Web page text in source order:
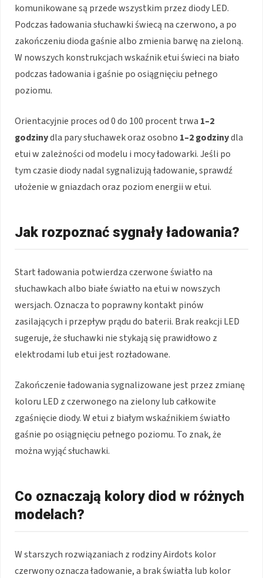
komunikowane są przede wszystkim przez diody LED.
Podczas ładowania słuchawki świecą na czerwono, a po
zakończeniu dioda gaśnie albo zmienia barwę na zieloną.
W nowszych konstrukcjach wskaźnik etui świeci na biało
podczas ładowania i gaśnie po osiągnięciu pełnego
poziomu.
Orientacyjnie proces od 0 do 100 procent trwa 1–2
godzinydla pary słuchawek oraz osobno 1–2 godzinydla
etui w zależności od modelu i mocy ładowarki. Jeśli po
tym czasie diody nadal sygnalizują ładowanie, sprawdź
ułożenie w gniazdach oraz poziom energii w etui.
Jak rozpoznać sygnały ładowania?
Start ładowania potwierdza czerwone światło na
słuchawkach albo białe światło na etui w nowszych
wersjach. Oznacza to poprawny kontakt pinów
zasilających i przepływ prądu do baterii. Brak reakcji LED
sugeruje, że słuchawki nie stykają się prawidłowo z
elektrodami lub etui jest rozładowane.
Zakończenie ładowania sygnalizowane jest przez zmianę
koloru LED z czerwonego na zielony lub całkowite
zgaśnięcie diody. W etui z białym wskaźnikiem światło
gaśnie po osiągnięciu pełnego poziomu. To znak, że
można wyjąć słuchawki.
Co oznaczają kolory diod w różnych
modelach?
W starszych rozwiązaniach z rodziny Airdots kolor
czerwony oznacza ładowanie, a brak światła lub kolor